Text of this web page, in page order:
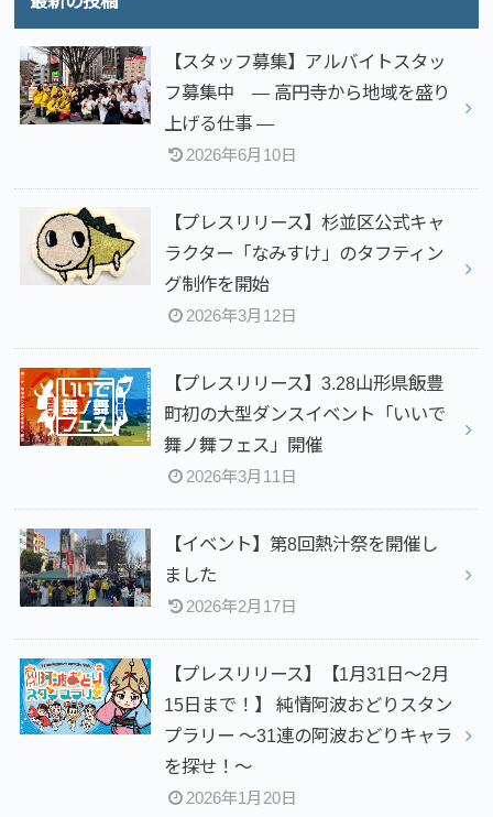
【スタッフ募集】アルバイトスタッ
フ募集中 — 高円寺から地域を盛り
上げる仕事 —
2026年6月10日
【プレスリリース】杉並区公式キャ
ラクター「なみすけ」のタフティン
グ制作を開始
2026年3月12日
【プレスリリース】3.28山形県飯豊
町初の大型ダンスイベント「いいで
舞ノ舞フェス」開催
2026年3月11日
【イベント】第8回熱汁祭を開催し
ました
2026年2月17日
【プレスリリース】【1月31日～2月
15日まで！】 純情阿波おどりスタン
プラリー ～31連の阿波おどりキャラ
を探せ！～
2026年1月20日